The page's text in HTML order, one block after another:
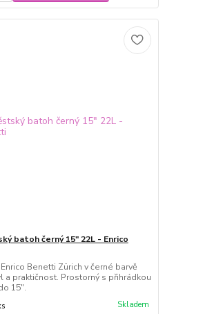
batoh černý 15" 22L - Enrico
Benetti Zürich v černé barvě
a praktičnost. Prostorný s přihrádkou
15".
Skladem